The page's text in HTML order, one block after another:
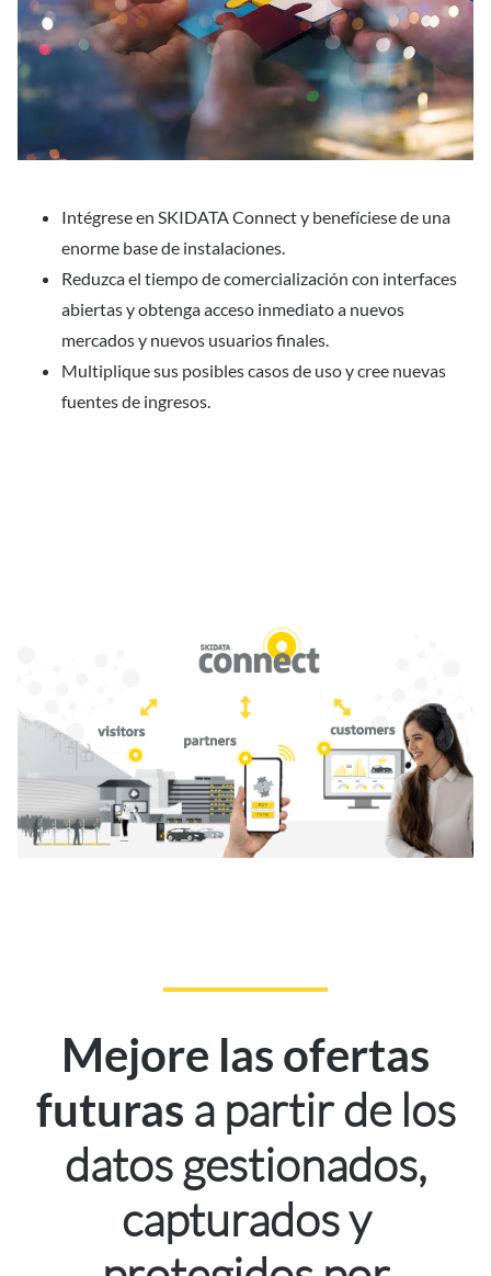
Intégrese en SKIDATA Connect y benefíciese de una
enorme base de instalaciones.
Reduzca el tiempo de comercialización con interfaces
abiertas y obtenga acceso inmediato a nuevos
mercados y nuevos usuarios finales.
Multiplique sus posibles casos de uso y cree nuevas
fuentes de ingresos.
Mejore las ofertas
futuras a partir de los
datos gestionados,
capturados y